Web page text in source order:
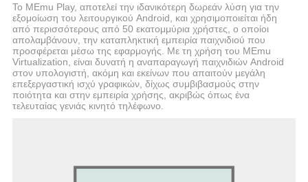
Το MEmu Play, αποτελεί την ιδανικότερη δωρεάν λύση για την
εξομοίωση του λειτουργικού Android, και χρησιμοποιείται ήδη
από περισσότερους από 50 εκατομμύρια χρήστες, ο οποίοι
απολαμβάνουν, την καταπληκτική εμπειρία παιχνιδιού που
προσφέρεται μέσω της εφαρμογής. Με τη χρήση του MEmu
Virtualization, είναι δυνατή η αναπαραγωγή παιχνιδιών Android
στον υπολογιστή, ακόμη και εκείνων που απαιτούν μεγάλη
επεξεργαστική ισχύ γραφικών, δίχως συμβιβασμούς στην
ποιότητα και στην εμπειρία χρήσης, ακριβώς όπως ένα
τελευταίας γενιάς κινητό τηλέφωνο.